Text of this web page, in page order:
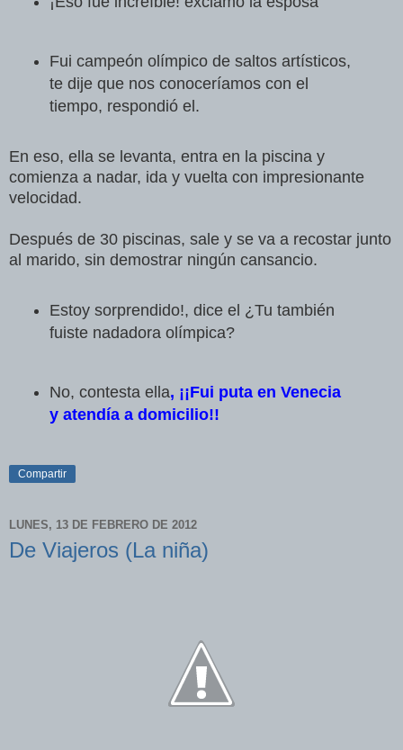
Fui campeón olímpico de saltos artísticos,
te dije que nos conoceríamos con el
tiempo, respondió el.
En eso, ella se levanta, entra en la piscina y
comienza a nadar, ida y vuelta con impresionante
velocidad.
Después de 30 piscinas, sale y se va a recostar junto
al marido, sin demostrar ningún cansancio.
Estoy sorprendido!, dice el ¿Tu también
fuiste nadadora olímpica?
No, contesta ella, ¡¡Fui puta en Venecia
y atendía a domicilio!!
Compartir
LUNES, 13 DE FEBRERO DE 2012
De Viajeros (La niña)